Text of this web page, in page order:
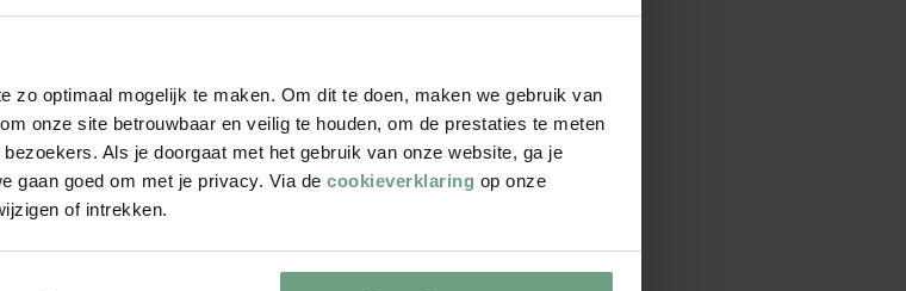
zo optimaal mogelijk te maken. Om dit te doen, maken we gebruik van
onze site betrouwbaar en veilig te houden, om de prestaties te meten
Als je doorgaat met het gebruik van onze website, ga je
gaan goed om met je privacy. Via de cookieverklaring op onze
of intrekken.
websites. De belangrijkste redenen om Google
overkomt.
en social media.
zich te nemen.